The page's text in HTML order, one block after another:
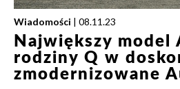
Wiadomości | 08.11.23
Największy model
rodziny Q w
zmodernizowane